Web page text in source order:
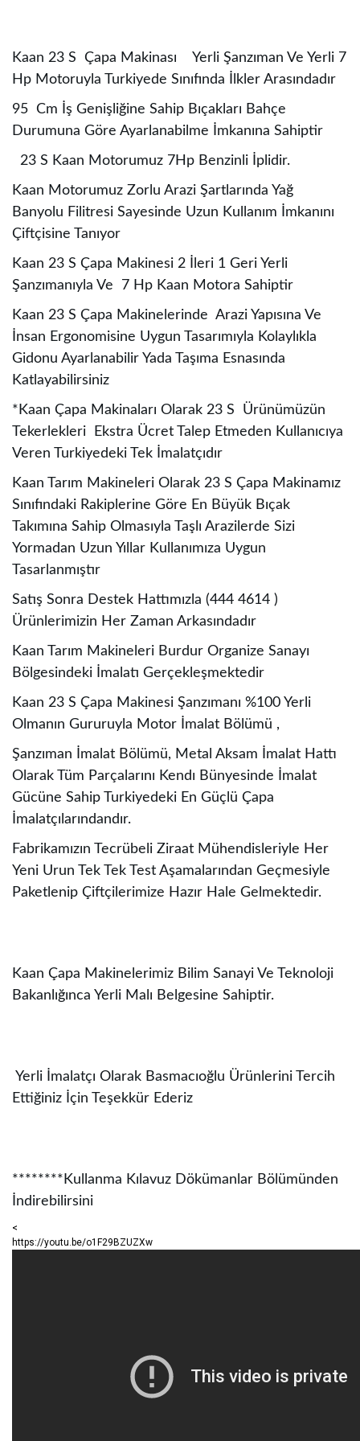
Kaan 23 S Çapa Makinası Yerli Şanzıman Ve Yerli 7
Hp Motoruyla Turkiyede Sınıfında İlkler Arasındadır
95 Cm İş Genişliğine Sahip Bıçakları Bahçe
Durumuna Göre Ayarlanabilme İmkanına Sahiptir
23 S Kaan Motorumuz 7Hp Benzinli İplidir.
Kaan Motorumuz Zorlu Arazi Şartlarında Yağ
Banyolu Filitresi Sayesinde Uzun Kullanım İmkanını
Çiftçisine Tanıyor
Kaan 23 S Çapa Makinesi 2 İleri 1 Geri Yerli
Şanzımanıyla Ve 7 Hp Kaan Motora Sahiptir
Kaan 23 S Çapa Makinelerinde Arazi Yapısına Ve
İnsan Ergonomisine Uygun Tasarımıyla Kolaylıkla
Gidonu Ayarlanabilir Yada Taşıma Esnasında
Katlayabilirsiniz
*Kaan Çapa Makinaları Olarak 23 S Ürünümüzün
Tekerlekleri Ekstra Ücret Talep Etmeden Kullanıcıya
Veren Turkiyedeki Tek İmalatçıdır
Kaan Tarım Makineleri Olarak 23 S Çapa Makinamız
Sınıfındaki Rakiplerine Göre En Büyük Bıçak
Takımına Sahip Olmasıyla Taşlı Arazilerde Sizi
Yormadan Uzun Yıllar Kullanımıza Uygun
Tasarlanmıştır
Satış Sonra Destek Hattımızla (444 4614 )
Ürünlerimizin Her Zaman Arkasındadır
Kaan Tarım Makineleri Burdur Organize Sanayı
Bölgesindeki İmalatı Gerçekleşmektedir
Kaan 23 S Çapa Makinesi Şanzımanı %100 Yerli
Olmanın Gururuyla Motor İmalat Bölümü ,
Şanzıman İmalat Bölümü, Metal Aksam İmalat Hattı
Olarak Tüm Parçalarını Kendı Bünyesinde İmalat
Gücüne Sahip Turkiyedeki En Güçlü Çapa
İmalatçılarındandır.
Fabrikamızın Tecrübeli Ziraat Mühendisleriyle Her
Yeni Urun Tek Tek Test Aşamalarından Geçmesiyle
Paketlenip Çiftçilerimize Hazır Hale Gelmektedir.
Kaan Çapa Makinelerimiz Bilim Sanayi Ve Teknoloji
Bakanlığınca Yerli Malı Belgesine Sahiptir.
Yerli İmalatçı Olarak Basmacıoğlu Ürünlerini Tercih
Ettiğiniz İçin Teşekkür Ederiz
********Kullanma Kılavuz Dökümanlar Bölümünden
İndirebilirsini
<
https://youtu.be/o1F29BZUZXw